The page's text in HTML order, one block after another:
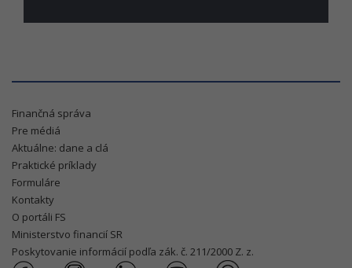
Finančná správa
Pre médiá
Aktuálne: dane a clá
Praktické príklady
Formuláre
Kontakty
O portáli FS
Ministerstvo financií SR
Poskytovanie informácií podľa zák. č. 211/2000 Z. z.